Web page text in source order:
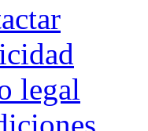
legal